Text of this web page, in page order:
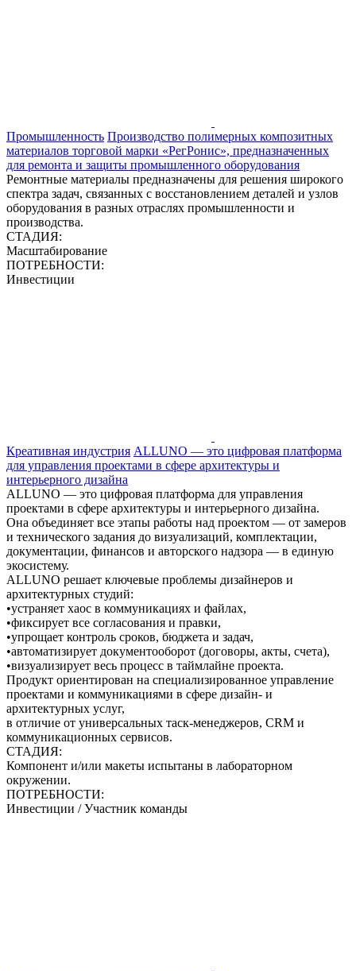
Промышленность Производство полимерных композитных
материалов торговой марки «РегРонис», предназначенных
для ремонта и защиты промышленного оборудования
Ремонтные материалы предназначены для решения широкого
спектра задач, связанных с восстановлением деталей и узлов
оборудования в разных отраслях промышленности и
производства.
СТАДИЯ:
Масштабирование
ПОТРЕБНОСТИ:
Инвестиции
Креативная индустрия ALLUNO — это цифровая платформа
для управления проектами в сфере архитектуры и
интерьерного дизайна
ALLUNO — это цифровая платформа для управления
проектами в сфере архитектуры и интерьерного дизайна.
Она объединяет все этапы работы над проектом — от замеров
и технического задания до визуализаций, комплектации,
документации, финансов и авторского надзора — в единую
экосистему.
ALLUNO решает ключевые проблемы дизайнеров и
архитектурных студий:
•устраняет хаос в коммуникациях и файлах,
•фиксирует все согласования и правки,
•упрощает контроль сроков, бюджета и задач,
•автоматизирует документооборот (договоры, акты, счета),
•визуализирует весь процесс в таймлайне проекта.
Продукт ориентирован на специализированное управление
проектами и коммуникациями в сфере дизайн- и
архитектурных услуг,
в отличие от универсальных таск-менеджеров, CRM и
коммуникационных сервисов.
СТАДИЯ:
Компонент и/или макеты испытаны в лабораторном
окружении.
ПОТРЕБНОСТИ:
Инвестиции / Участник команды